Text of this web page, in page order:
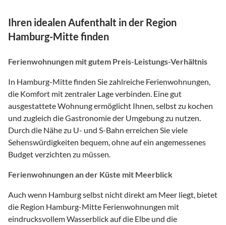
Ihren idealen Aufenthalt in der Region
Hamburg-Mitte finden
Ferienwohnungen mit gutem Preis-Leistungs-Verhältnis
In Hamburg-Mitte finden Sie zahlreiche Ferienwohnungen,
die Komfort mit zentraler Lage verbinden. Eine gut
ausgestattete Wohnung ermöglicht Ihnen, selbst zu kochen
und zugleich die Gastronomie der Umgebung zu nutzen.
Durch die Nähe zu U- und S-Bahn erreichen Sie viele
Sehenswürdigkeiten bequem, ohne auf ein angemessenes
Budget verzichten zu müssen.
Ferienwohnungen an der Küste mit Meerblick
Auch wenn Hamburg selbst nicht direkt am Meer liegt, bietet
die Region Hamburg-Mitte Ferienwohnungen mit
eindrucksvollem Wasserblick auf die Elbe und die